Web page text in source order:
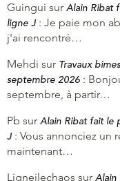
Guingui sur Alain Ribat
ligne J : Je paie mon
j'ai rencontré…
Mehdi sur Travaux
septembre 2026 :
septembre, à partir…
Pb sur Alain Ribat fait le
J : Vous annonciez un
maintenant…
Lignejlechaos sur Alain